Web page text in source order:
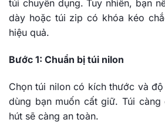
túi chuyên dụng. Tuy nhiên, bạn
dày hoặc túi zip có khóa kéo
hiệu quả.
Bước 1: Chuẩn bị túi nilon
Chọn túi nilon có kích thước và
dùng bạn muốn cất giữ. Túi càng
hút sẽ càng an toàn.